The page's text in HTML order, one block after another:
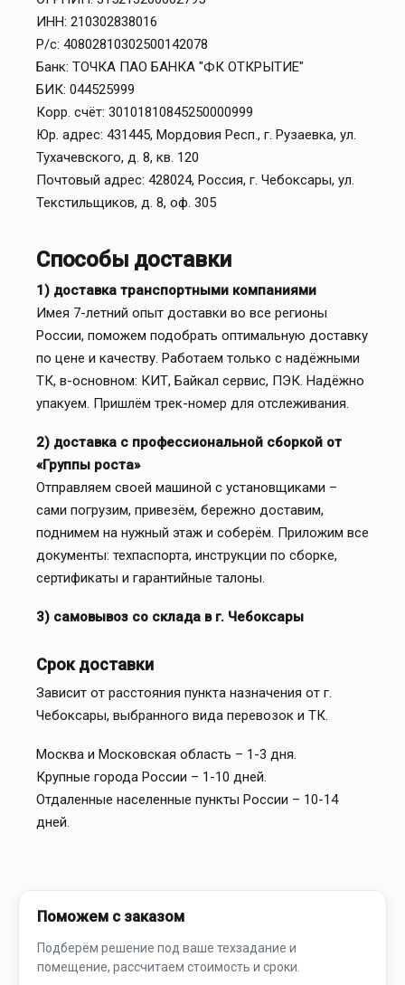
ИНН: 210302838016
Р/с: 40802810302500142078
Банк: ТОЧКА ПАО БАНКА "ФК ОТКРЫТИЕ"
БИК: 044525999
Корр. счёт: 30101810845250000999
Юр. адрес: 431445, Мордовия Респ., г. Рузаевка, ул.
Тухачевского, д. 8, кв. 120
Почтовый адрес: 428024, Россия, г. Чебоксары, ул.
Текстильщиков, д. 8, оф. 305
Способы доставки
1) доставка транспортными компаниями
Имея 7-летний опыт доставки во все регионы
России, поможем подобрать оптимальную доставку
по цене и качеству. Работаем только с надёжными
ТК, в-основном: КИТ, Байкал сервис, ПЭК. Надёжно
упакуем. Пришлём трек-номер для отслеживания.
2) доставка с профессиональной сборкой от
«Группы роста»
Отправляем своей машиной с установщиками –
сами погрузим, привезём, бережно доставим,
поднимем на нужный этаж и соберём. Приложим все
документы: техпаспорта, инструкции по сборке,
сертификаты и гарантийные талоны.
3) самовывоз со склада в г. Чебоксары
Срок доставки
Зависит от расстояния пункта назначения от г.
Чебоксары, выбранного вида перевозок и ТК.
Москва и Московская область – 1-3 дня.
Крупные города России – 1-10 дней.
Отдаленные населенные пункты России – 10-14
дней.
Поможем с заказом
Подберём решение под ваше техзадание и
помещение, рассчитаем стоимость и сроки.